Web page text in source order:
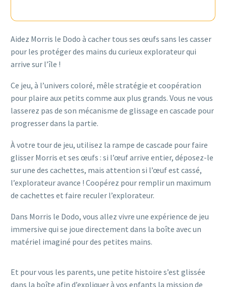
Aidez Morris le Dodo à cacher tous ses œufs sans les casser
pour les protéger des mains du curieux explorateur qui
arrive sur l’île !
Ce jeu, à l’univers coloré, mêle stratégie et coopération
pour plaire aux petits comme aux plus grands. Vous ne vous
lasserez pas de son mécanisme de glissage en cascade pour
progresser dans la partie.
À votre tour de jeu, utilisez la rampe de cascade pour faire
glisser Morris et ses œufs : si l’œuf arrive entier, déposez-le
sur une des cachettes, mais attention si l’œuf est cassé,
l’explorateur avance ! Coopérez pour remplir un maximum
de cachettes et faire reculer l’explorateur.
Dans Morris le Dodo, vous allez vivre une expérience de jeu
immersive qui se joue directement dans la boîte avec un
matériel imaginé pour des petites mains.
Et pour vous les parents, une petite histoire s’est glissée
dans la boîte afin d’expliquer à vos enfants la mission de